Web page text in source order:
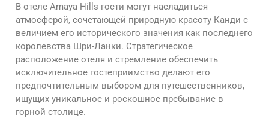
В отеле Amaya Hills гости могут насладиться
атмосферой, сочетающей природную красоту Канди с
величием его исторического значения как последнего
королевства Шри-Ланки. Стратегическое
расположение отеля и стремление обеспечить
исключительное гостеприимство делают его
предпочтительным выбором для путешественников,
ищущих уникальное и роскошное пребывание в
горной столице.